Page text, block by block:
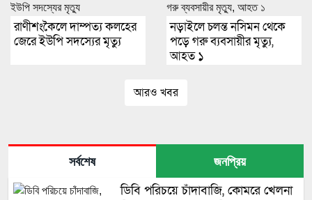
রাণীশংকৈলে দাম্পত্য কলহের
জেরে ইউপি সদস্যের মৃত্যু
নড়াইলে চলন্ত নসিমন থেকে
পড়ে গরু ব্যবসায়ীর মৃত্যু,
আহত ১
আরও খবর
সর্বশেষ জনপ্রিয়
ডিবি পরিচয়ে চাঁদাবাজি, কোমরে খেলনা